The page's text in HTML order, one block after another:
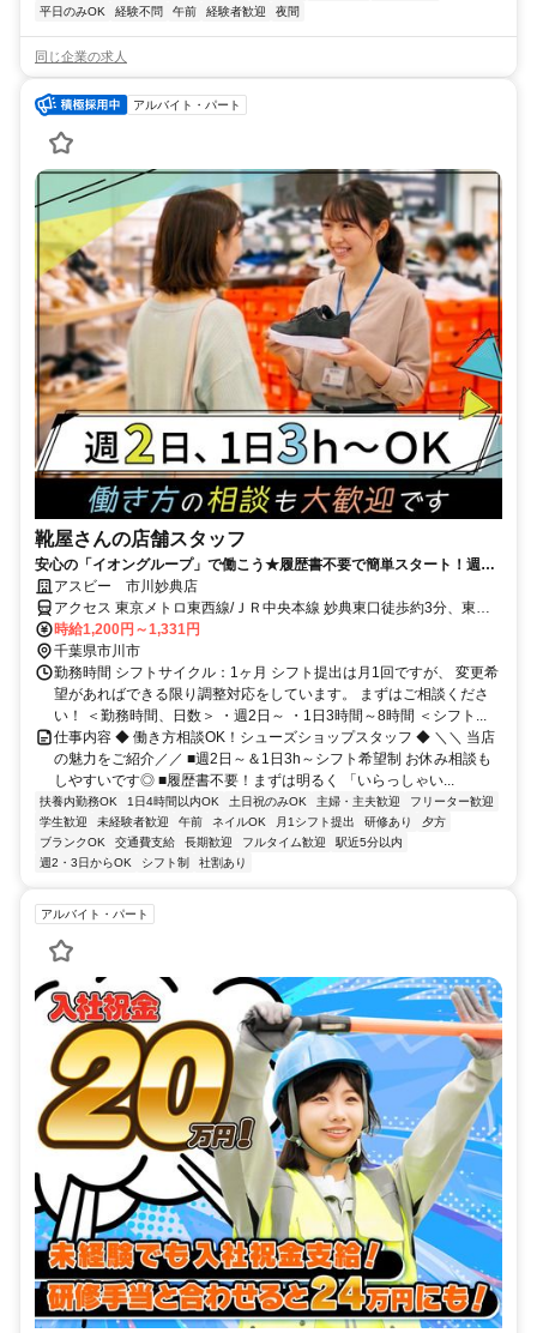
平日のみOK 経験不問 午前 経験者歓迎 夜間
同じ企業の求人
アルバイト・パート
靴屋さんの店舗スタッフ
安心の「イオングループ」で働こう★履歴書不要で簡単スタート！週2
日～＆1日3h～ライフスタイルに合わせて無理なく勤務OK
アスビー 市川妙典店
アクセス 東京メトロ東西線/ＪＲ中央本線 妙典東口徒歩約3分、東京
メトロ東西線/ＪＲ中央本線 行徳徒歩約22分、東京メトロ東西線/ＪＲ
中央本線 原木中山西口徒歩約34分 「妙典」駅徒歩4分
時給1,200円～1,331円
千葉県市川市
勤務時間 シフトサイクル：1ヶ月 シフト提出は月1回ですが、 変更希
望があればできる限り調整対応をしています。 まずはご相談くださ
い！ ＜勤務時間、日数＞ ・週2日～ ・1日3時間～8時間 ＜シフト...
仕事内容 ◆ 働き方相談OK！シューズショップスタッフ ◆ ＼＼ 当店
の魅力をご紹介／／ ■週2日～＆1日3h～シフト希望制 お休み相談も
しやすいです◎ ■履歴書不要！まずは明るく 「いらっしゃい...
扶養内勤務OK 1日4時間以内OK 土日祝のみOK 主婦・主夫歓迎
フリーター歓迎
学生歓迎
未経験者歓迎 午前 ネイルOK 月1シフト提出 研修あり
夕方
ブランクOK
交通費支給 長期歓迎 フルタイム歓迎
駅近5分以内
週2・3日からOK
シフト制 社割あり
アルバイト・パート